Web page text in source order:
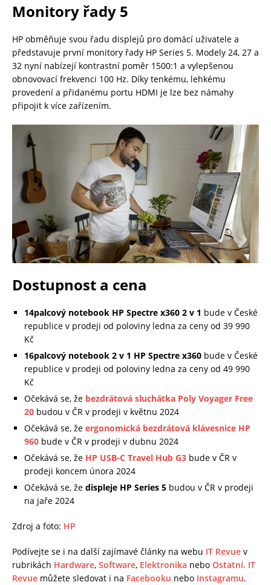
Monitory řady 5
HP obměňuje svou řadu displejů pro domácí uživatele a
představuje první monitory řady HP Series 5. Modely 24, 27 a
32 nyní nabízejí kontrastní poměr 1500:1 a vylepšenou
obnovovací frekvenci 100 Hz. Díky tenkému, lehkému
provedení a přidanému portu HDMI je lze bez námahy
připojit k více zařízením.
Dostupnost a cena
14palcový notebook HP Spectre x360 2 v 1 bude v České
republice v prodeji od poloviny ledna za ceny od 39 990
Kč
16palcový notebook 2 v 1 HP Spectre x360 bude v České
republice v prodeji od poloviny ledna za ceny od 49 990
Kč
Očekává se, že bezdrátová sluchátka Poly Voyager Free
20 budou v ČR v prodeji v květnu 2024
Očekává se, že ergonomická bezdrátová klávesnice HP
960 bude v ČR v prodeji v dubnu 2024
Očekává se, že HP USB-C Travel Hub G3 bude v ČR v
prodeji koncem února 2024
Očekává se, že displeje HP Series 5 budou v ČR v prodeji
na jaře 2024
Zdroj a foto: HP
Podívejte se i na další zajímavé články na webu IT Revue v
rubrikách Hardware, Software, Elektronika nebo Ostatní. IT
Revue můžete sledovat i na Facebooku nebo Instagramu.